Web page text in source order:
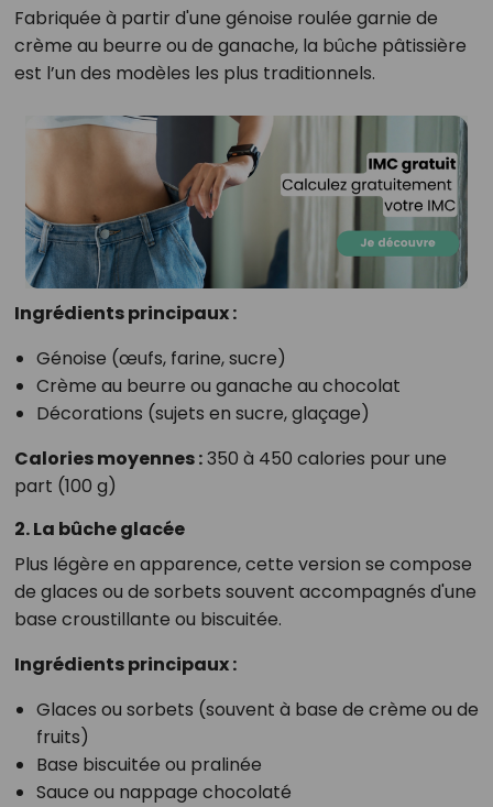
Fabriquée à partir d'une génoise roulée garnie de
crème au beurre ou de ganache, la bûche pâtissière
est l’un des modèles les plus traditionnels.
Ingrédients principaux :
Génoise (œufs, farine, sucre)
Crème au beurre ou ganache au chocolat
Décorations (sujets en sucre, glaçage)
Calories moyennes :350 à 450 calories pour une
part (100 g)
2. La bûche glacée
Plus légère en apparence, cette version se compose
de glaces ou de sorbets souvent accompagnés d'une
base croustillante ou biscuitée.
Ingrédients principaux :
Glaces ou sorbets (souvent à base de crème ou de
fruits)
Base biscuitée ou pralinée
Sauce ou nappage chocolaté